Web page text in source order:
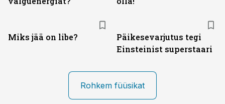
Miks jää on libe?
Päikesevarjutus tegi
Einsteinist superstaari
Rohkem füüsikat